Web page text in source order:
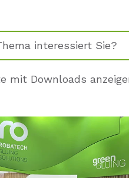
interessiert Sie?
mit Downloads